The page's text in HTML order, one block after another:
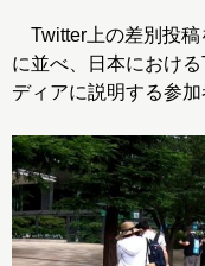
Twitter上の差別投稿
に並べ、日本におけ
ディアに説明する参加